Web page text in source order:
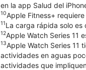
en la app Salud del
10Apple Fitness+
11La carga rápida solo es
12Apple Watch Series 11
13Apple Watch Series 11
actividades en aguas
actividades que